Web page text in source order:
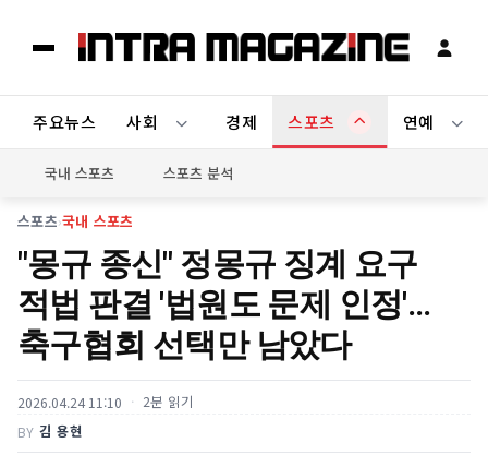
주요뉴스 사회 경제 스포츠 연예
국내 스포츠 스포츠 분석
스포츠›국내 스포츠
"몽규 종신" 정몽규 징계 요구
적법 판결 '법원도 문제 인정'…
축구협회 선택만 남았다
2026.04.24 11:10 2분 읽기
BY 김 용현